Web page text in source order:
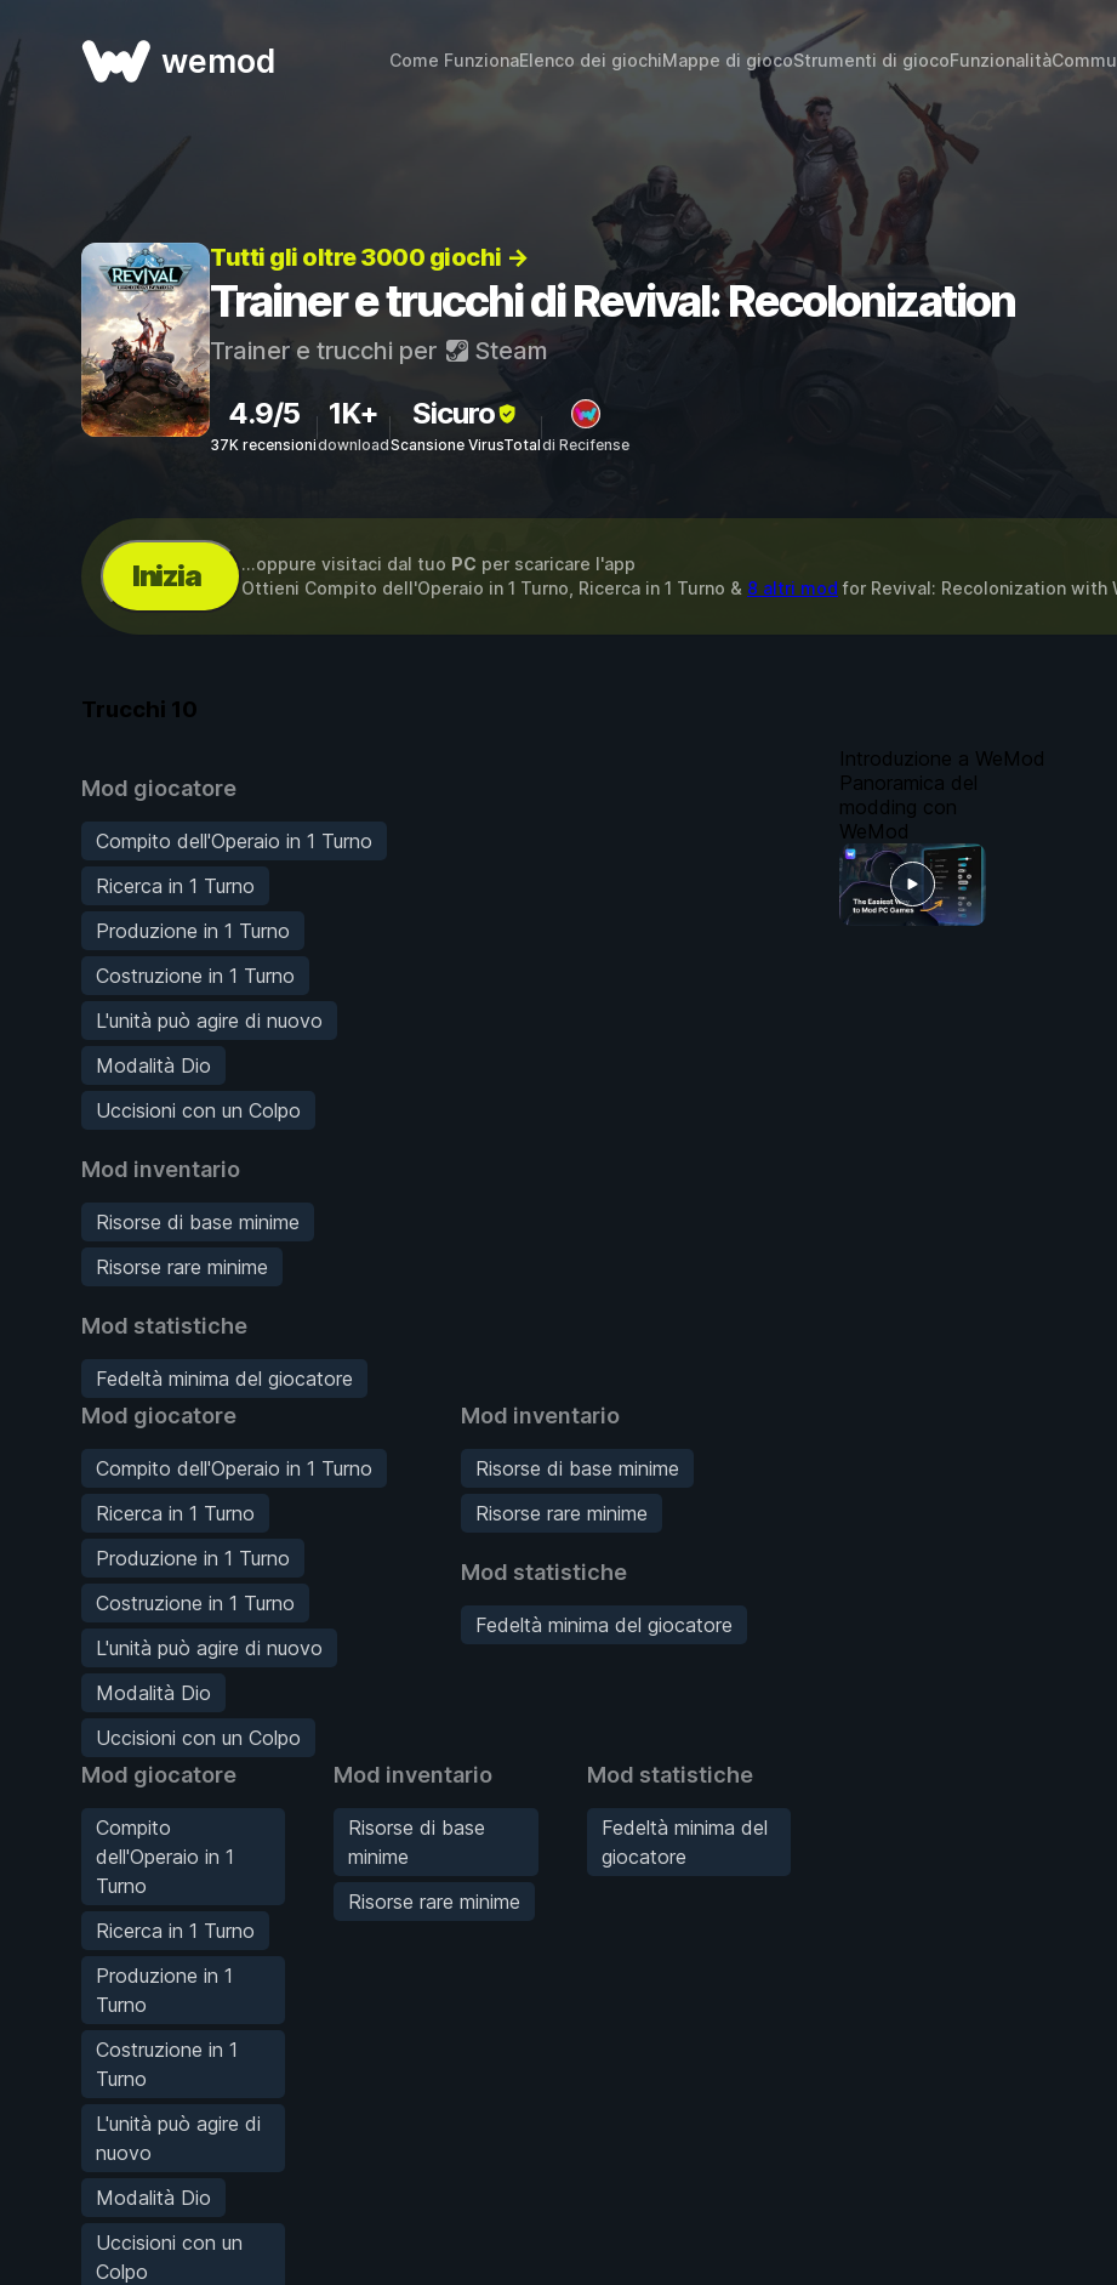
wemod Come FunzionaElenco dei giochiMappe di giocoStrumenti di giocoFunzionalità
Tutti gli oltre 3000 giochi →
Trainer e trucchi di Revival: Recolonization
Trainer e trucchi per Steam
4.9/5
37K recensioni
1K+
download
Sicuro
Scansione VirusTotaldi Recifense
Inizia ...oppure visitaci dal tuo PC per scaricare l'app
Ottieni Compito dell'Operaio in 1 Turno, Ricerca in 1 Turno & 8 altri mod for Revival: Recolonization with
Trucchi 10
Mod giocatore
Compito dell'Operaio in 1 Turno
Ricerca in 1 Turno
Produzione in 1 Turno
Costruzione in 1 Turno
L'unità può agire di nuovo
Modalità Dio
Uccisioni con un Colpo
Mod inventario
Risorse di base minime
Risorse rare minime
Mod statistiche
Fedeltà minima del giocatore
Mod giocatore
Compito dell'Operaio in 1 Turno
Ricerca in 1 Turno
Produzione in 1 Turno
Costruzione in 1 Turno
L'unità può agire di nuovo
Modalità Dio
Uccisioni con un Colpo
Mod inventario
Risorse di base minime
Risorse rare minime
Mod statistiche
Fedeltà minima del giocatore
Mod giocatore
Compito
dell'Operaio in 1
Turno
Ricerca in 1 Turno
Produzione in 1
Turno
Costruzione in 1
Turno
L'unità può agire di
nuovo
Modalità Dio
Uccisioni con un
Colpo
Mod inventario
Risorse di base
minime
Risorse rare minime
Mod statistiche
Fedeltà minima del
giocatore
Introduzione a WeMod
Panoramica del
modding con
WeMod